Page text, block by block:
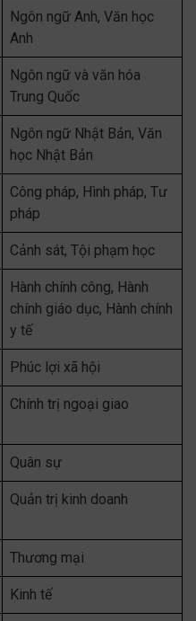
Ngôn ngữ Anh, Văn học
Anh
Ngôn ngữ và văn hóa
Trung Quốc
Ngôn ngữ Nhật Bản, Văn
học Nhật Bản
Công pháp, Hình pháp, Tư
pháp
Cảnh sát, Tội phạm học
Hành chính công, Hành
chính giáo dục, Hành chính
y tế
Phúc lợi xã hội
Chính trị ngoại giao
Quân sự
Quản trị kinh doanh
Thương mại
Kinh tế